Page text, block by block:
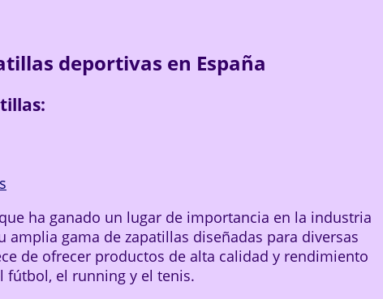
deportivas en España
ha ganado un lugar de importancia en la industria
amplia gama de zapatillas diseñadas para diversas
de ofrecer productos de alta calidad y rendimiento
fútbol, el running y el tenis.